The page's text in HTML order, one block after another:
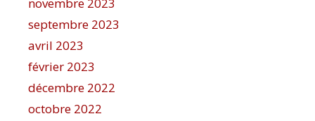
novembre 2023
septembre 2023
avril 2023
février 2023
décembre 2022
octobre 2022